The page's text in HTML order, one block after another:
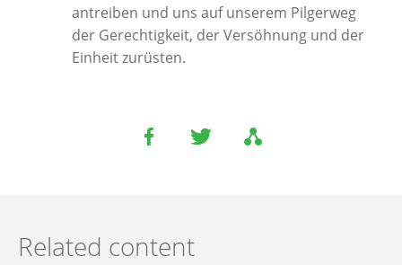
antreiben und uns auf unserem Pilgerweg
der Gerechtigkeit, der Versöhnung und der
Einheit zurüsten.
Related content